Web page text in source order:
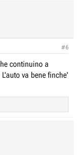
#6
continuino a
va bene finche'